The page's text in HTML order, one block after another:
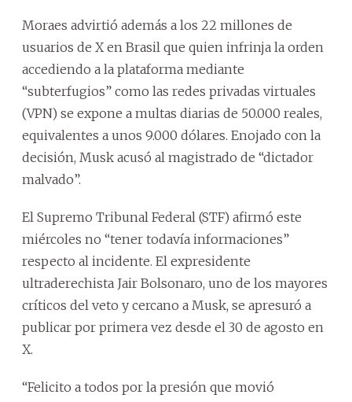
Moraes advirtió además a los 22 millones de
usuarios de X en Brasil que quien infrinja la orden
accediendo a la plataforma mediante
“subterfugios” como las redes privadas virtuales
(VPN) se expone a multas diarias de 50.000 reales,
equivalentes a unos 9.000 dólares. Enojado con la
decisión, Musk acusó al magistrado de “dictador
malvado”.
El Supremo Tribunal Federal (STF) afirmó este
miércoles no “tener todavía informaciones”
respecto al incidente. El expresidente
ultraderechista Jair Bolsonaro, uno de los mayores
críticos del veto y cercano a Musk, se apresuró a
publicar por primera vez desde el 30 de agosto en
X.
“Felicito a todos por la presión que movió